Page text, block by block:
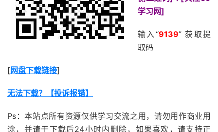
学习网]
输入“9139” 获取提
取码
[网盘下载链接]
无法下载？【投诉报错】
Ps：本站点所有资源仅供学习交流之用，请勿用作商业用
途，并请于下载后24小时内删除，如果喜欢，请支持正